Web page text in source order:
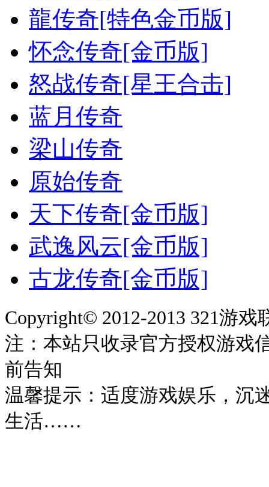
龍传奇[特色金币版]
怀念传奇[金币版]
怒战传奇[星王合击]
蓝月传奇
梁山传奇
原始传奇
天下传奇[金币版]
武逸风云[金币版]
古龙传奇[金币版]
Copyright© 2012-2013 321游戏
注：本站只收录官方授权游戏
前告知
温馨提示：适度游戏娱乐，沉
生活……